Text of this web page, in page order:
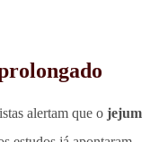
alertam que o jejum